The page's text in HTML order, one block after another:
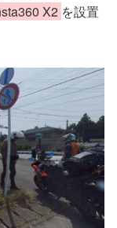
X2 を設置